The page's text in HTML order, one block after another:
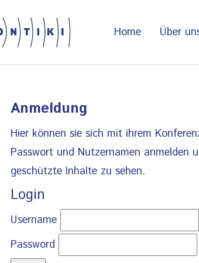
Home Über
Anmeldung
Hier können sie sich mit ihrem
Passwort und Nutzernamen anmelden
geschützte Inhalte zu sehen.
Login
Username
Password